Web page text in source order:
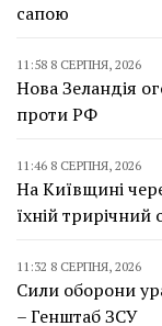
сапою
11:58 8 СЕРПНЯ, 2026
Нова Зеландія
проти РФ
11:46 8 СЕРПНЯ, 2026
На Київщині
їхній трирічний
11:32 8 СЕРПНЯ, 2026
Сили оборони
– Генштаб ЗСУ